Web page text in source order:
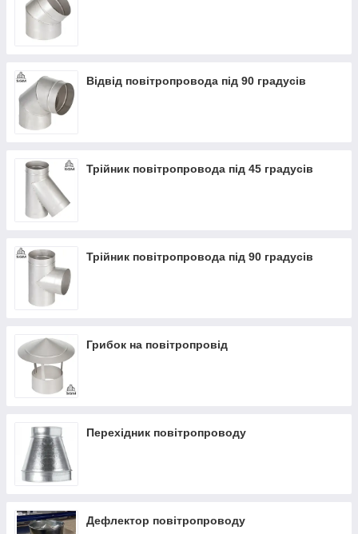
Відвід повітропровода під 90 градусів
Трійник повітропровода під 45 градусів
Трійник повітропровода під 90 градусів
Грибок на повітропровід
Перехідник повітропроводу
Дефлектор повітропроводу